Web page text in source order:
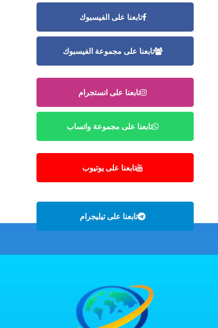
تابعنا على الفيسبوك
تابعنا على مجموعة الفيسبوك
تابعنا على انستجرام
تابعنا على مجموعة واتساب
تابعنا على يوتيوب
تابعنا على تيليجرام